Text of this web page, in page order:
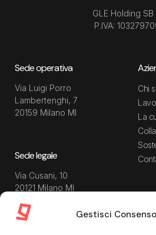
Gestisci
GLE Holding SB
P.IVA:
Sede operativa
Via Luigi Porro
Lambertenghi, 7
20159 Milano MI
Sede legale
Via Cusani, 10
20121 Milano MI
Chi
La